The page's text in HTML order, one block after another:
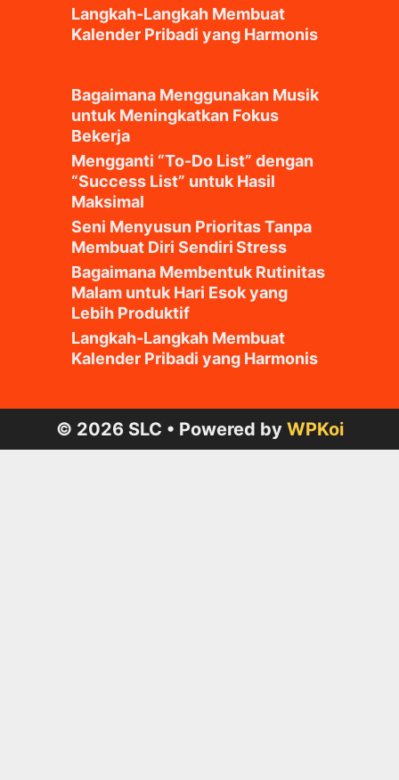
Langkah-Langkah Membuat
Kalender Pribadi yang Harmonis
Bagaimana Menggunakan Musik
untuk Meningkatkan Fokus
Bekerja
Mengganti “To-Do List” dengan
“Success List” untuk Hasil
Maksimal
Seni Menyusun Prioritas Tanpa
Membuat Diri Sendiri Stress
Bagaimana Membentuk Rutinitas
Malam untuk Hari Esok yang
Lebih Produktif
Langkah-Langkah Membuat
Kalender Pribadi yang Harmonis
© 2026 SLC • Powered by WPKoi